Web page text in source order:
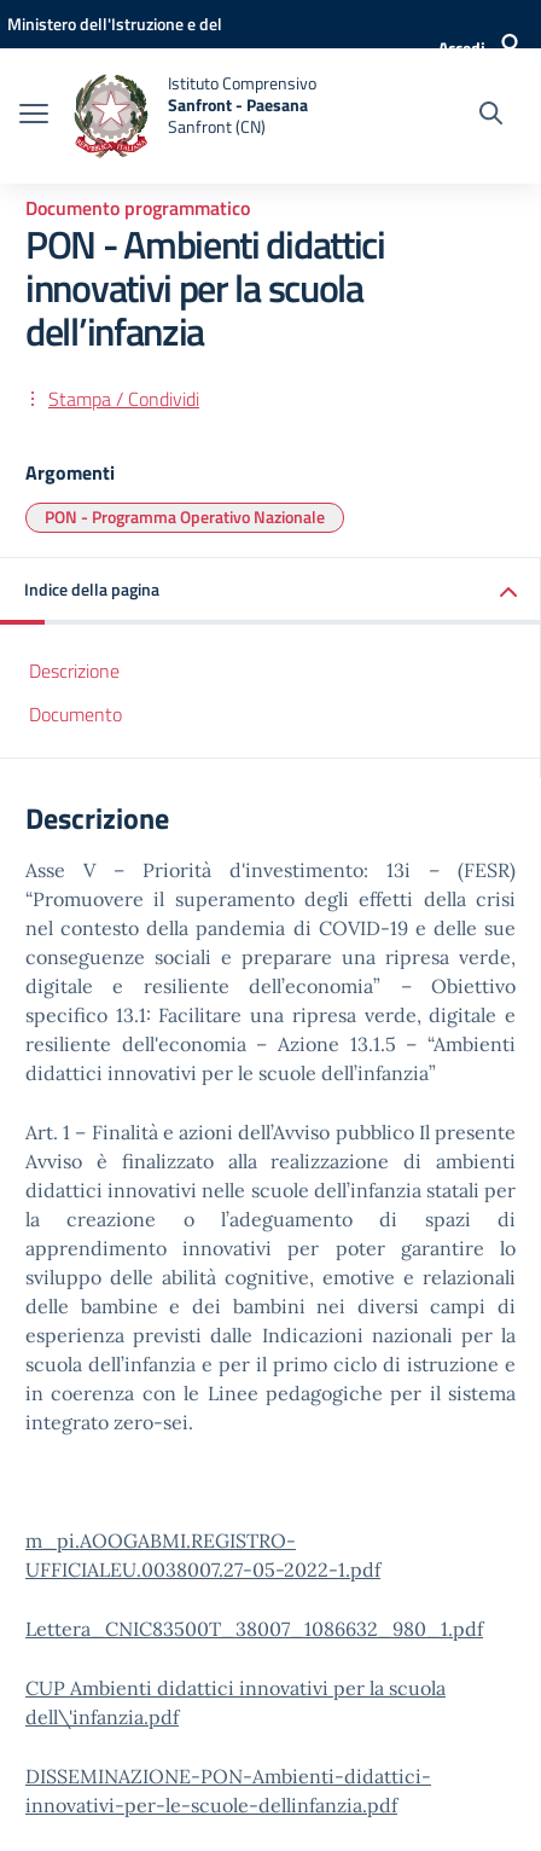
Vai ai contenuti
Vai al menu di navigazione
Vai al footer
Ministero dell'Istruzione e del
Accedi
Istituto Comprensivo
Sanfront - Paesana
Sanfront (CN)
Documento programmatico
PON - Ambienti didattici
innovativi per la scuola
dell’infanzia
Stampa / Condividi
Argomenti
PON - Programma Operativo Nazionale
Indice della pagina
Descrizione
Documento
Descrizione
Asse V – Priorità d'investimento: 13i – (FESR)
“Promuovere il superamento degli effetti della crisi
nel contesto della pandemia di COVID-19 e delle sue
conseguenze sociali e preparare una ripresa verde,
digitale e resiliente dell’economia” – Obiettivo
specifico 13.1: Facilitare una ripresa verde, digitale e
resiliente dell'economia – Azione 13.1.5 – “Ambienti
didattici innovativi per le scuole dell’infanzia”
Art. 1 – Finalità e azioni dell’Avviso pubblico Il presente
Avviso è finalizzato alla realizzazione di ambienti
didattici innovativi nelle scuole dell’infanzia statali per
la creazione o l’adeguamento di spazi di
apprendimento innovativi per poter garantire lo
sviluppo delle abilità cognitive, emotive e relazionali
delle bambine e dei bambini nei diversi campi di
esperienza previsti dalle Indicazioni nazionali per la
scuola dell’infanzia e per il primo ciclo di istruzione e
in coerenza con le Linee pedagogiche per il sistema
integrato zero-sei.
m_pi.AOOGABMI.REGISTRO-
UFFICIALEU.0038007.27-05-2022-1.pdf
Lettera_CNIC83500T_38007_1086632_980_1.pdf
CUP Ambienti didattici innovativi per la scuola
dell\'infanzia.pdf
DISSEMINAZIONE-PON-Ambienti-didattici-
innovativi-per-le-scuole-dellinfanzia.pdf